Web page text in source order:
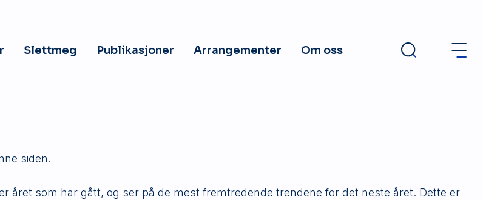
Slettmeg Publikasjoner Arrangementer Om oss
siden.
året som har gått, og ser på de mest fremtredende trendene for det neste året. Dette er